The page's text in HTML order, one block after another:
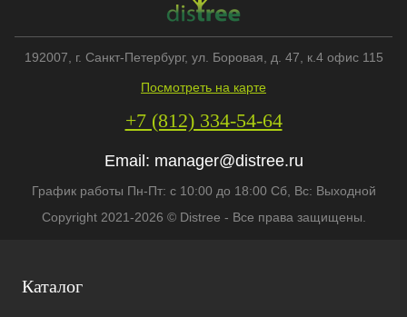
Каталог
192007 , г. Санкт-Петербург, ул. Боровая, д. 47, к.4 офис 115
Посмотреть на карте
+7 (812) 334-54-64
Email: manager@distree.ru
График работы Пн-Пт: с 10:00 до 18:00 Сб, Вс: Выходной
Copyright 2021-2026 © Distree - Все права защищены.